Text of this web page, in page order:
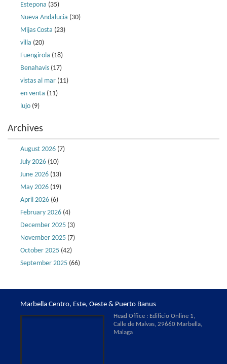
Estepona (35)
Nueva Andalucia (30)
Mijas Costa (23)
villa (20)
Fuengirola (18)
Benahavis (17)
vistas al mar (11)
en venta (11)
lujo (9)
Archives
August 2026 (7)
July 2026 (10)
June 2026 (13)
May 2026 (19)
April 2026 (6)
February 2026 (4)
December 2025 (3)
November 2025 (7)
October 2025 (42)
September 2025 (66)
Marbella Centro, Este, Oeste & Puerto Banus
Head Office : Edificio Online 1,
Calle de Malvas, 29660 Marbella,
Malaga